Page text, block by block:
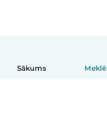
Sākums Meklē